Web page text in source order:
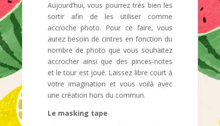
Aujourd’hui, vous pourrez très bien les
sortir afin de les utiliser comme
accroche photo. Pour ce faire, vous
aurez besoin de cintres en fonction du
nombre de photo que vous souhaitez
accrocher ainsi que des pinces-notes
et le tour est joué. Laissez libre court à
votre imagination et vous voilà avec
une création hors du commun.
Le masking tape